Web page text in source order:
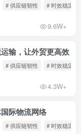
# 供应链韧性 # 时效稳定
9.6W+
输，让外贸更高效
# 供应链韧性 # 时效稳定
4.3W+
际物流网络
# 供应链韧性 # 时效稳定